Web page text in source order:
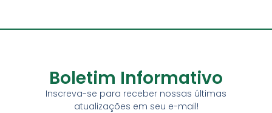
Boletim Informativo
Inscreva-se para receber nossas últimas
atualizações em seu e-mail!